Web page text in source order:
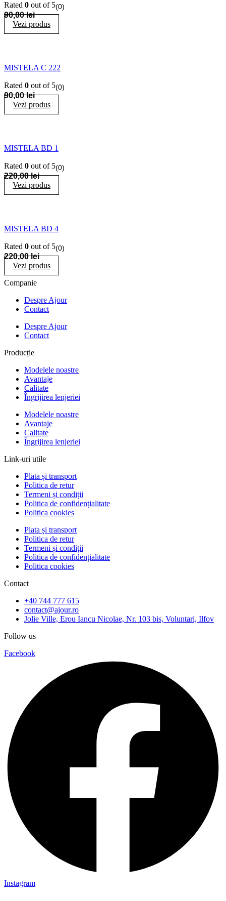
Rated 0 out of 5(0)
90,00lei
Vezi produs
MISTELA C 222
Rated 0 out of 5(0)
90,00lei
Vezi produs
MISTELA BD 1
Rated 0 out of 5(0)
220,00lei
Vezi produs
MISTELA BD 4
Rated 0 out of 5(0)
220,00lei
Vezi produs
Companie
Despre Ajour
Contact
Despre Ajour
Contact
Producție
Modelele noastre
Avantaje
Calitate
Îngrijirea lenjeriei
Modelele noastre
Avantaje
Calitate
Îngrijirea lenjeriei
Link-uri utile
Plata și transport
Politica de retur
Termeni și condiții
Politica de confidențialitate
Politica cookies
Plata și transport
Politica de retur
Termeni și condiții
Politica de confidențialitate
Politica cookies
Contact
+40 744 777 615
contact@ajour.ro
Jolie Ville, Erou Iancu Nicolae, Nr. 103 bis, Voluntari, Ilfov
Follow us
Facebook
Instagram